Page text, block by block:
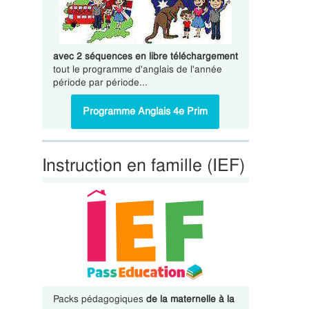
avec 2 séquences en libre téléchargement
tout le programme d'anglais de l'année
période par période...
Programme Anglais 4e Prim
Instruction en famille (IEF)
Packs pédagogiques de la maternelle à la